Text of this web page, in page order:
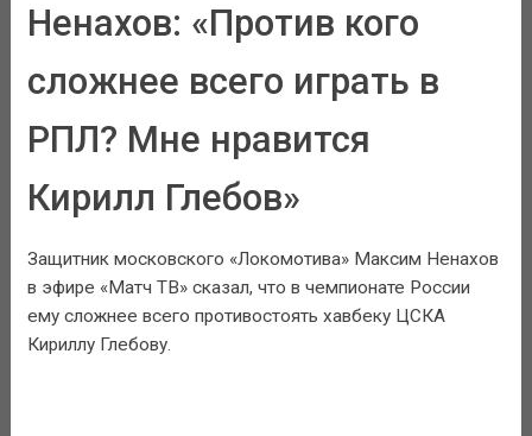
Ненахов: «Против кого
сложнее всего играть в
РПЛ? Мне нравится
Кирилл Глебов»
Защитник московского «Локомотива» Максим Ненахов
в эфире «Матч ТВ» сказал, что в чемпионате России
ему сложнее всего противостоять хавбеку ЦСКА
Кириллу Глебову.